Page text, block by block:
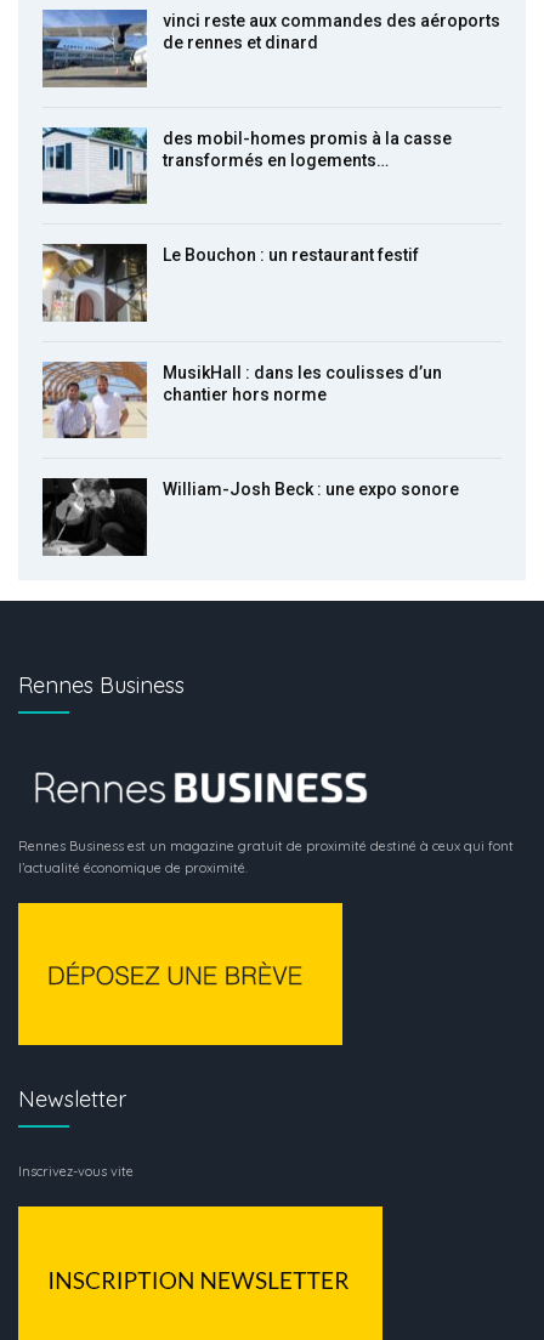
vinci reste aux commandes des aéroports
de rennes et dinard
des mobil-homes promis à la casse
transformés en logements…
Le Bouchon : un restaurant festif
MusikHall : dans les coulisses d’un
chantier hors norme
William-Josh Beck : une expo sonore
Rennes Business
Rennes Business est un magazine gratuit de proximité destiné à ceux qui font
l’actualité économique de proximité.
Newsletter
Inscrivez-vous vite